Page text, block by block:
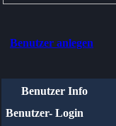
Benutzer anlegen
Benutzer Info
Benutzer- Login